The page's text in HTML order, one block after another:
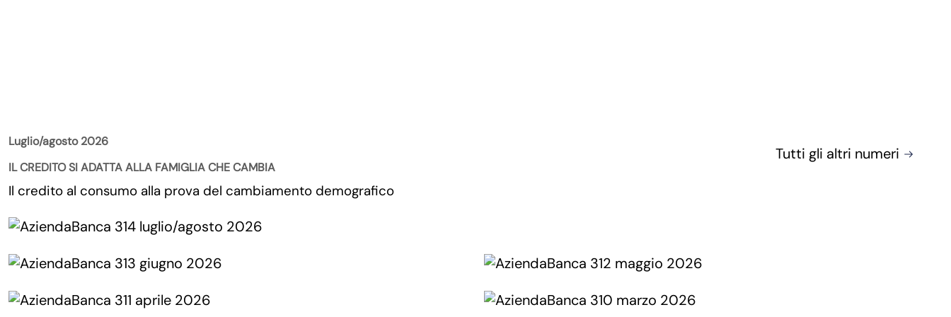
Luglio/agosto 2026
IL CREDITO SI ADATTA ALLA FAMIGLIA CHE CAMBIA
Il credito al consumo alla prova del cambiamento demografico
Tutti gli altri numeri